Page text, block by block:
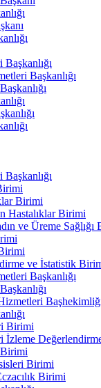
Başkanlığı
Birimi
Hastalıklar Birimi
ve Üreme Sağlığı
ve İstatistik
Başkanlığı
Birimi
İzleme
Birimi
Birimi